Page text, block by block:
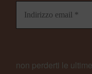
non perderti le